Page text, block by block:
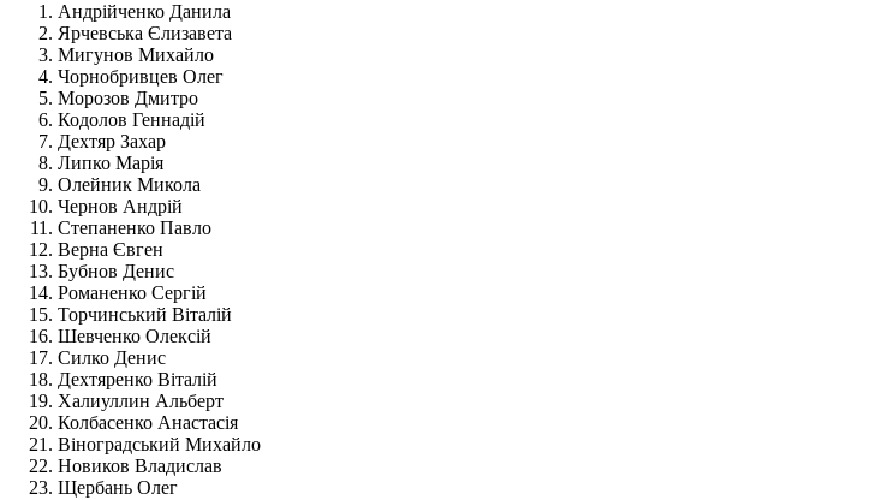
Андрійченко Данила
Ярчевська Єлизавета
Мигунов Михайло
Чорнобривцев Олег
Морозов Дмитро
Кодолов Геннадій
Дехтяр Захар
Липко Марія
Олейник Микола
Чернов Андрій
Степаненко Павло
Верна Євген
Бубнов Денис
Романенко Сергій
Торчинський Віталій
Шевченко Олексій
Силко Денис
Дехтяренко Віталій
Халиуллин Альберт
Колбасенко Анастасія
Віноградський Михайло
Новиков Владислав
Щербань Олег